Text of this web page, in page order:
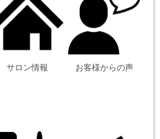
サロン情報 お客様からの声